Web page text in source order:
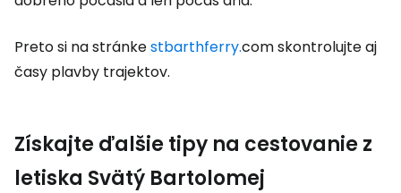
Preto si na stránkestbarthferry.com skontrolujte aj
časy plavby trajektov.
Získajte ďalšie tipy na cestovanie z
letiska Svätý Bartolomej